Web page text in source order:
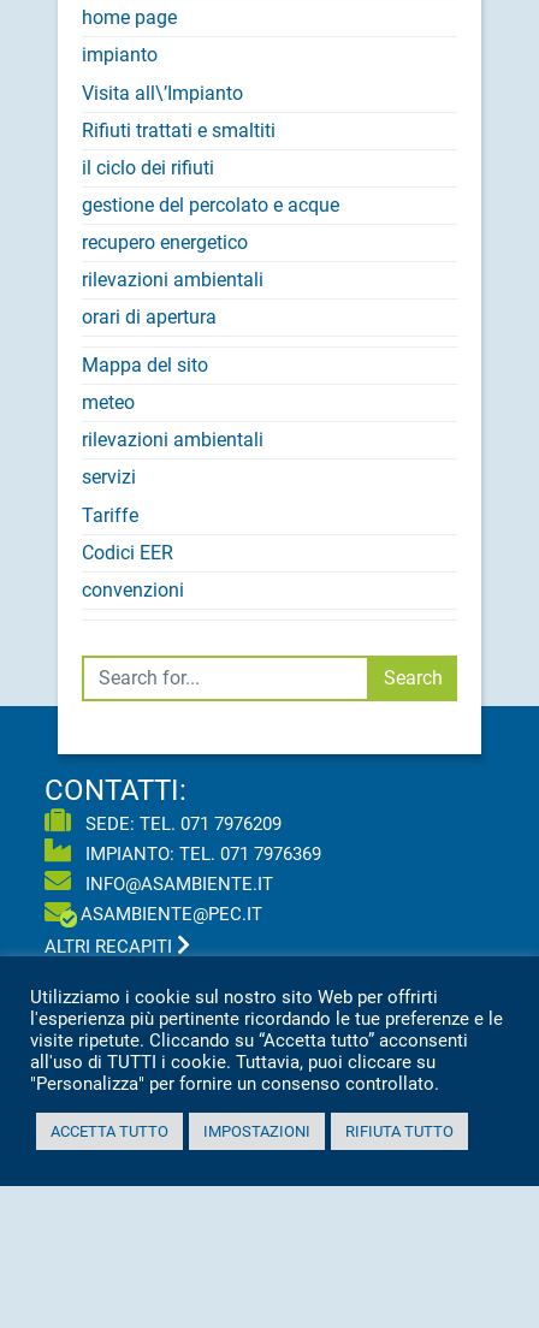
home page
impianto
Visita all\’Impianto
Rifiuti trattati e smaltiti
il ciclo dei rifiuti
gestione del percolato e acque
recupero energetico
rilevazioni ambientali
orari di apertura
Mappa del sito
meteo
rilevazioni ambientali
servizi
Tariffe
Codici EER
convenzioni
Cerca Search
CONTATTI:
SEDE: TEL.071 7976209
IMPIANTO: TEL.071 7976369
INFO@ASAMBIENTE.IT
ASAMBIENTE@PEC.IT
ALTRI RECAPITI
Asa s.r.l Azienda Servizi Ambientali
Via San Vincenzo, 18 60013 CORINALDO (AN)
Tel.0039 071 7976209
P.IVA 02151080427
Informativa sulla privacy per clienti e fornitori
Utilizziamo i cookie sul nostro sito Web per offrirti
l'esperienza più pertinente ricordando le tue preferenze e le
visite ripetute. Cliccando su “Accetta tutto” acconsenti
all'uso di TUTTI i cookie. Tuttavia, puoi cliccare su
"Personalizza" per fornire un consenso controllato.
ACCETTA TUTTO IMPOSTAZIONI RIFIUTA TUTTO